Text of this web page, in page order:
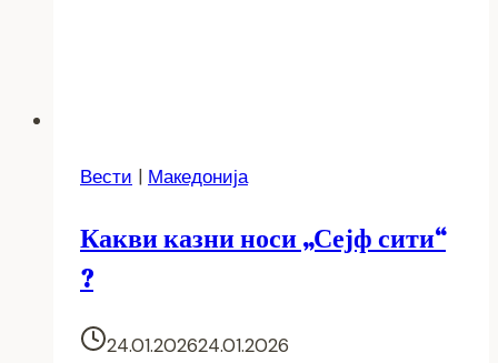
Вести | Македонија
Какви казни носи „Сејф сити“
?
24.01.202624.01.2026